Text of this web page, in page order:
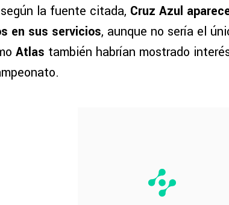
la fuente citada, Cruz Azul
en sus servicios, aunque no sería el
Atlas también habrían mostrado